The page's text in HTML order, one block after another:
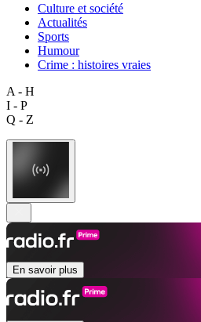
Culture et société
Actualités
Sports
Humour
Crime : histoires vraies
A - H
I - P
Q - Z
En savoir plus